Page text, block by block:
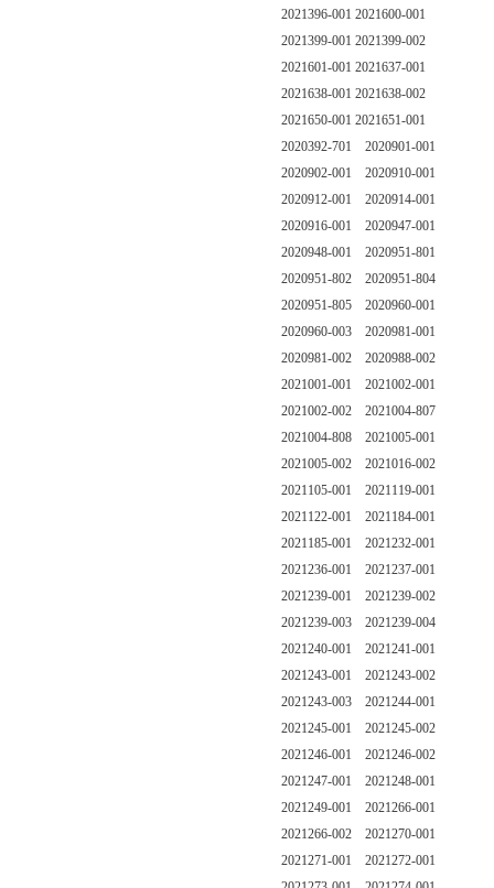
2021396-001 2021600-001
2021399-001 2021399-002
2021601-001 2021637-001
2021638-001 2021638-002
2021650-001 2021651-001
2020392-701 2020901-001
2020902-001 2020910-001
2020912-001 2020914-001
2020916-001 2020947-001
2020948-001 2020951-801
2020951-802 2020951-804
2020951-805 2020960-001
2020960-003 2020981-001
2020981-002 2020988-002
2021001-001 2021002-001
2021002-002 2021004-807
2021004-808 2021005-001
2021005-002 2021016-002
2021105-001 2021119-001
2021122-001 2021184-001
2021185-001 2021232-001
2021236-001 2021237-001
2021239-001 2021239-002
2021239-003 2021239-004
2021240-001 2021241-001
2021243-001 2021243-002
2021243-003 2021244-001
2021245-001 2021245-002
2021246-001 2021246-002
2021247-001 2021248-001
2021249-001 2021266-001
2021266-002 2021270-001
2021271-001 2021272-001